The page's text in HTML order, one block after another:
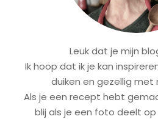
Leuk dat je mijn
Ik hoop dat ik je kan
duiken en gezellig met
Als je een recept hebt
blij als je een foto deelt